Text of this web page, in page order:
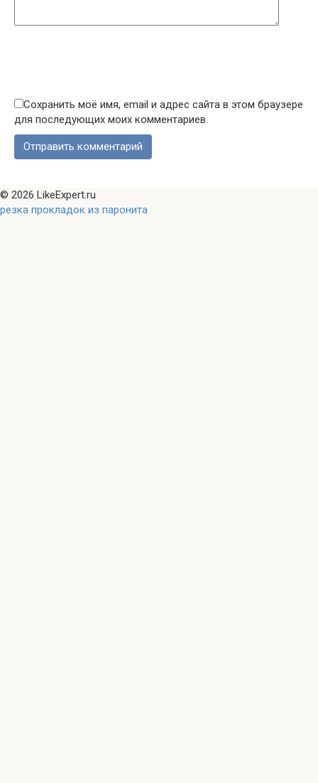
Сохранить моё имя, email и адрес сайта в этом браузере
для последующих моих комментариев.
© 2026 LikeExpert.ru
резка прокладок из паронита